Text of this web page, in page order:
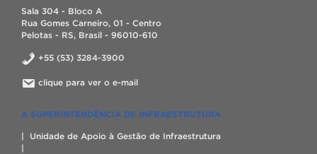
Sala 304 - Bloco A
Rua Gomes Carneiro, 01 - Centro
Pelotas - RS, Brasil - 96010-610
+55 (53) 3284-3900
clique para ver o e-mail
A SUPERINTENDÊNCIA DE INFRAESTRUTURA
| Unidade de Apoio à Gestão de Infraestrutura
|